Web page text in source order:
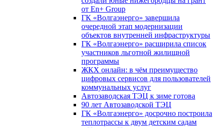
от En+ Group
ГК «Волгаэнерго» завершила
очередной этап модернизации
объектов внутренней инфраструктуры
ГК «Волгаэнерго» расширила список
участников льготной жилищной
программы
ЖКХ онлайн: в чём преимущество
цифровых сервисов для пользователей
коммунальных услуг
Автозаводская ТЭЦ к зиме готова
90 лет Автозаводской ТЭЦ
ГК «Волгаэнерго» досрочно построила
теплотрассы к двум детским садам